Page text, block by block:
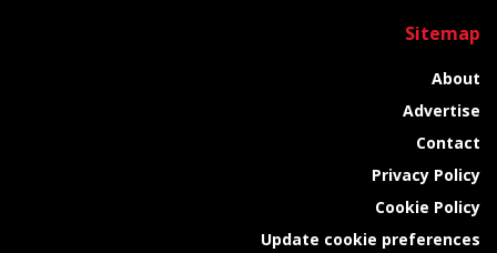
Sitemap
About
Advertise
Contact
Privacy Policy
Cookie Policy
Update cookie preferences